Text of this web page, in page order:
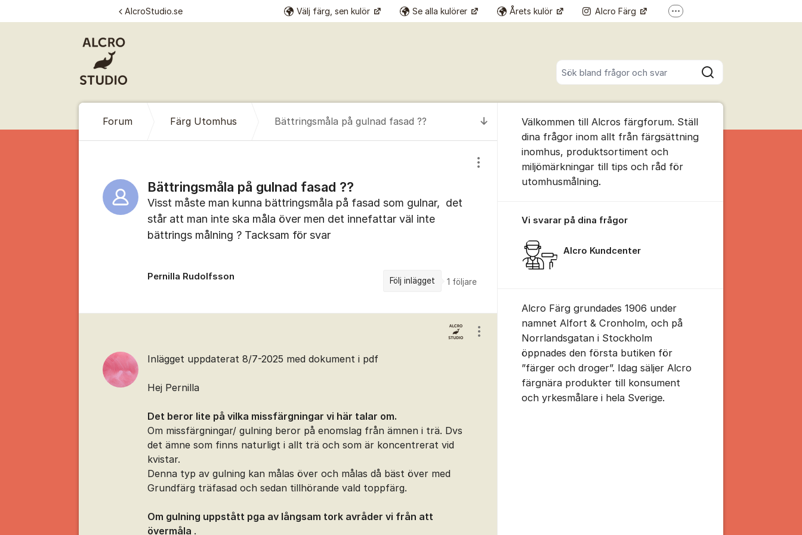
Sök bland alla inlägg
Sök
AlcroStudio.se Välj färg, sen kulör Se alla kulörer Årets kulör Alcro Färg Fler supportlänkar
Till senaste kommentaren
Forum Färg Utomhus Bättringsmåla på gulnad fasad ??
Bättringsmåla på gulnad fasad ??
Visa/dölj inställningar för inlägg/kommentar
Visst måste man kunna bättringsmåla på fasad som gulnar, det
står att man inte ska måla över men det innefattar väl inte
bättrings målning ? Tacksam för svar
Pernilla Rudolfsson Följ inlägget 1 följare
Inlägget uppdaterat 8/7-2025 med dokument i pdf
Hej Pernilla
Det beror lite på vilka missfärgningar vi här talar om.
Om missfärgningar/ gulning beror på enomslag från ämnen i trä. Dvs
det ämne som finns naturligt i allt trä och som är koncentrerat vid
kvistar.
Denna typ av gulning kan målas över och målas då bäst över med
Grundfärg träfasad och sedan tillhörande vald toppfärg.
Om gulning uppstått pga av långsam tork avråder vi från att
övermåla .
Visa/dölj inställningar för inlägg/kommentar
Välkommen till Alcros färgforum. Ställ
dina frågor inom allt från färgsättning
inomhus, produktsortiment och
miljömärkningar till tips och råd för
utomhusmålning.
Vi svarar på dina frågor
Alcro Kundcenter
Alcro Färg grundades 1906 under
namnet Alfort & Cronholm, och på
Norrlandsgatan i Stockholm
öppnades den första butiken för
”färger och droger”. Idag säljer Alcro
färgnära produkter till konsument
och yrkesmålare i hela Sverige.